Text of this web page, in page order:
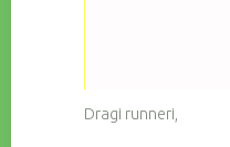
Dragi runneri,